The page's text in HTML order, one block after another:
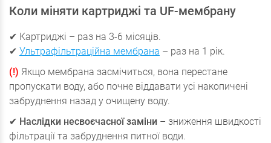
Коли міняти картриджі та UF-мембрану
✔ Картриджі – раз на 3-6 місяців.
✔ Ультрафільтраційна мембрана – раз на 1 рік.
(!) Якщо мембрана засмічиться, вона перестане
пропускати воду, або почне віддавати усі накопичені
забруднення назад у очищену воду.
✔ Наслідки несвоєчасної заміни – зниження швидкості
фільтрації та забруднення питної води.